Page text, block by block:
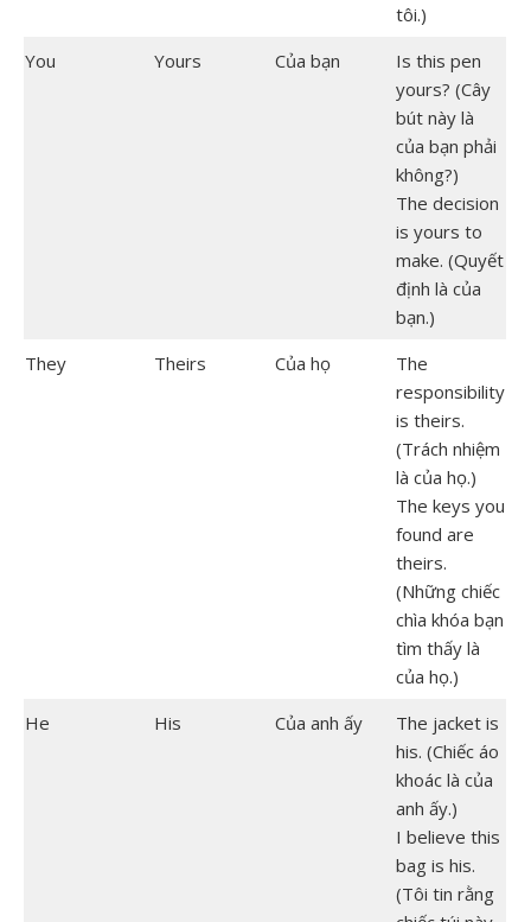
tôi.)
You
Yours Của bạn
Is this pen
yours? (Cây
bút này là
của bạn phải
không?)
The decision
is yours to
make. (Quyết
định là của
bạn.)
They
Theirs Của họ
The
responsibility
is theirs.
(Trách nhiệm
là của họ.)
The keys you
found are
theirs.
(Những chiếc
chìa khóa bạn
tìm thấy là
của họ.)
He
His Của anh ấy
The jacket is
his. (Chiếc áo
khoác là của
anh ấy.)
I believe this
bag is his.
(Tôi tin rằng